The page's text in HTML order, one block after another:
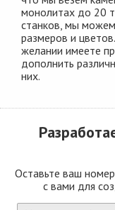
монолитах до 20
станков, мы
размеров и
желании имеете
дополнить
них.
Оставьте ваш
с вами для